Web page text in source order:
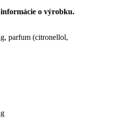
o výrobku.
parfum (citronellol,